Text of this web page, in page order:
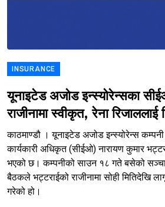
INSURANCE
यूनाइटेड अजोड इन्स्योरेन्सका
राजीनामा स्वीकृत, रेना रिजाललाई
काठमाण्डौ । यूनाइटेड अजोड इन्स्योरेन्स
कार्यकारी अधिकृत (सीईओ) नारायण कुमार
भएको छ। कम्पनीको साउन १८ गते बसेको
बैठकले भट्टराईको राजीनामा सोही मितिदेखि
गरेको हो।